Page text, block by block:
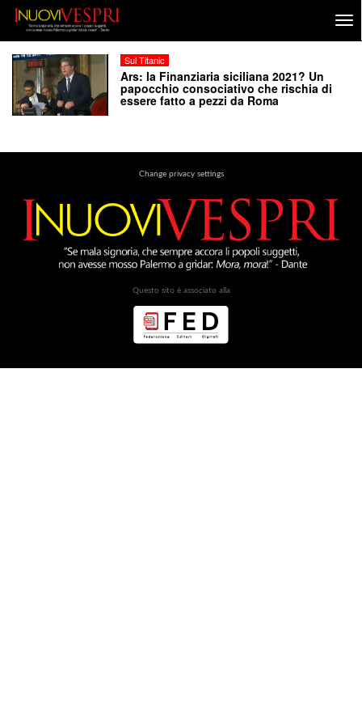
Sul Titanic
Ars: la Finanziaria siciliana 2021? Un
papocchio consociativo che rischia di
essere fatto a pezzi da Roma
Change privacy settings
Questo sito è associato alla